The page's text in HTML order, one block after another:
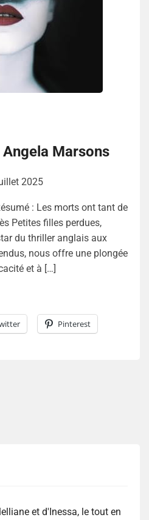
Marsons
2025
: Les morts ont tant de
Petites filles perdues,
du thriller anglais aux
nous offre une plongée
et à […]
Pinterest
et d'Inessa, le tout en